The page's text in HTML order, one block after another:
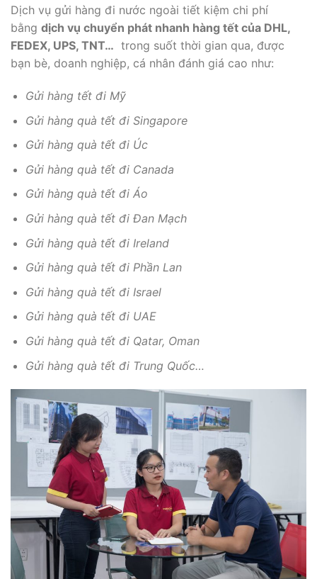
Dịch vụ gửi hàng đi nước ngoài tiết kiệm chi phí
bằng dịch vụ chuyển phát nhanh hàng tết của DHL,
FEDEX, UPS, TNT… trong suốt thời gian qua, được
bạn bè, doanh nghiệp, cá nhân đánh giá cao như:
Gửi hàng tết đi Mỹ
Gửi hàng quà tết đi Singapore
Gửi hàng quà tết đi Úc
Gửi hàng quà tết đi Canada
Gửi hàng quà tết đi Áo
Gửi hàng quà tết đi Đan Mạch
Gửi hàng quà tết đi Ireland
Gửi hàng quà tết đi Phần Lan
Gửi hàng quà tết đi Israel
Gửi hàng quà tết đi UAE
Gửi hàng quà tết đi Qatar, Oman
Gửi hàng quà tết đi Trung Quốc…